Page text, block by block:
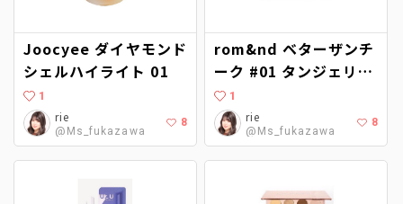
Joocyee ダイヤモンド
シェルハイライト 01
1
rie
@Ms_fukazawa
8
rom&nd ベターザンチ
ーク #01 タンジェリン
チップ
1
rie
@Ms_fukazawa
8